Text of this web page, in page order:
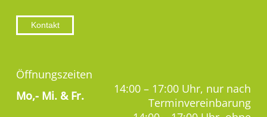
Kontakt
Öffnungszeiten
Mo,- Mi. & Fr.
14:00 – 17:00 Uhr, nur nach
Terminvereinbarung